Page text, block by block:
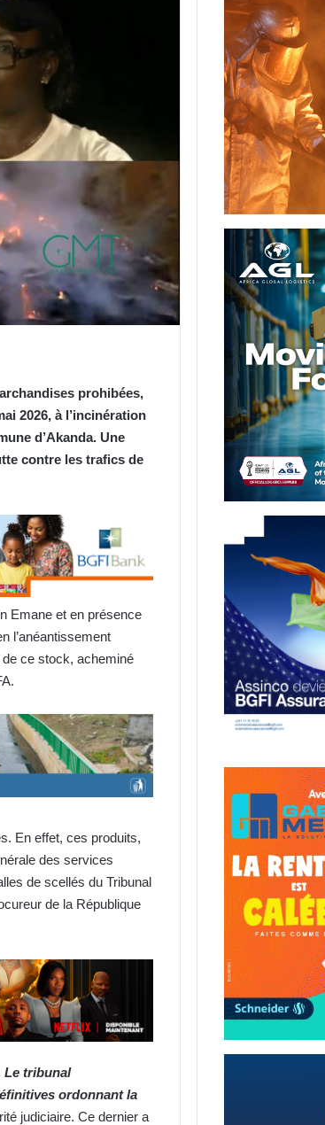
prohibées,
2026, à l’incinération
d’Akanda. Une
contre les trafics de
Emane et en présence
l’anéantissement
ce stock, acheminé
En effet, ces produits,
des services
de scellés du Tribunal
de la République
Le tribunal
ordonnant la
judiciaire. Ce dernier a